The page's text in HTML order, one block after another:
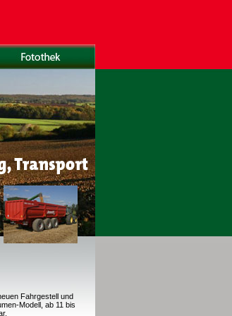
Fahrgestell und
Modell, ab 11 bis